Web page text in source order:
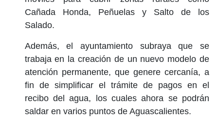
Cañada Honda, Peñuelas y Salto de los
Salado.
Además, el ayuntamiento subraya que se
trabaja en la creación de un nuevo modelo de
atención permanente, que genere cercanía, a
fin de simplificar el trámite de pagos en el
recibo del agua, los cuales ahora se podrán
saldar en varios puntos de Aguascalientes.